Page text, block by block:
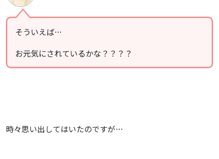
そういえば…
お元気にされているかな？？？？
時々思い出してはいたのですが…